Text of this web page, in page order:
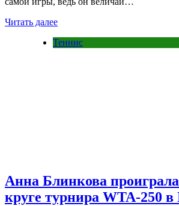
Читать далее
Теннис
Анна Блинкова
круге турнира WTA-250 в